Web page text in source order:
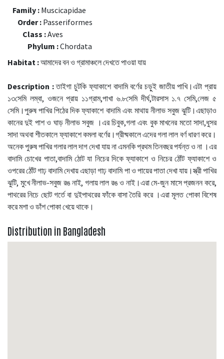
Family : Muscicapidae
Order : Passeriformes
Class :Aves
Phylum :Chordata
Habitat :আমাদের বন ও গ্রামাঞ্চলে দেখতে পাওয়া যায়
Description :তাইগা চুটকি ফ্যাকাশে বাদামি বর্ণের চড়ুই জাতীয় পাখি।এটা প্রায়
১৩সেমি লম্বা, ওজনে প্রায় ১১গ্রাম,পাখা ৬.৮সেমি দীর্ঘ,টারসাস ১.৭ সেমি,লেজ ৫
সেমি।পুরুষ পাখির পিঠের দিক ফ্যাকাশে বাদামি এবং মাথায় নীলাভ সবুজ ঝুটি।এছাড়াও
কানের দুই পাশ ও ঘাড় নীলাভ সবুজ ।এর চিবুক,গলা এবং বুক মাখনের মতো সাদা,ধুসর
সাদা অথবা শীতকালে ফ্যাকাশে কমলা বর্ণের।গ্রীষ্মকালে এদের গলা লাল বর্ণ ধারণ করে।
অনেক পুরুষ পাখির গলার লাল দাগ দেখা যায় না এমনকি প্রথম তিনবছর পর্যন্ত ও না ।এর
বাদামি চোখের পাতা,বাদামি ঠোট যা নিচের দিকে ফ্যাকাশে ও নিচের ঠোঁট ফ্যাকাশে ও
ওপরের ঠোঁট গাঢ় বাদামি দেখায় এছাড়া গাঢ় বাদামি পা ও পায়ের পাতা দেখা যায়।স্ত্রী পাখির
ঝুটি, মুখে নীলাভ-সবুজ রঙ নাই, গলায় লাল রঙ ও নাই।এরা মে-জুন মাসে প্রজনন করে,
পাথরের নিচে ছোট গর্তে বা দুইপাথরের ফাঁকে বাসা তৈরি করে ।এরা মূলত পোকা বিশেষ
করে মশা ও ডাঁশ পোকা খেয়ে থাকে।
Distribution in Bangladesh